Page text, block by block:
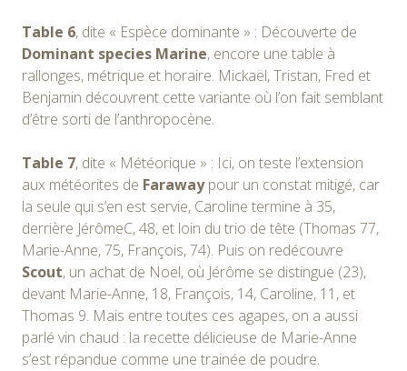
Table 6, dite « Espèce dominante » : Découverte de
Dominant species Marine, encore une table à
rallonges, métrique et horaire. Mickaël, Tristan, Fred et
Benjamin découvrent cette variante où l’on fait semblant
d’être sorti de l’anthropocène.
Table 7, dite « Météorique » : Ici, on teste l’extension
aux météorites de Farawaypour un constat mitigé, car
la seule qui s’en est servie, Caroline termine à 35,
derrière JérômeC, 48, et loin du trio de tête (Thomas 77,
Marie-Anne, 75, François, 74). Puis on redécouvre
Scout, un achat de Noël, où Jérôme se distingue (23),
devant Marie-Anne, 18, François, 14, Caroline, 11, et
Thomas 9. Mais entre toutes ces agapes, on a aussi
parlé vin chaud : la recette délicieuse de Marie-Anne
s’est répandue comme une trainée de poudre.